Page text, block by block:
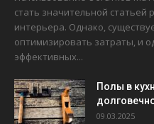
стать значительной статьей
интерьера. Однако,
оптимизировать затраты, и
эффективных...
Полы в
09.03.2025